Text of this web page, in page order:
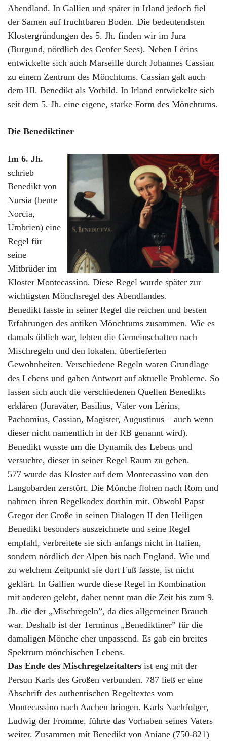
Abendland. In Gallien und später in Irland jedoch fiel
der Samen auf fruchtbaren Boden. Die bedeutendsten
Klostergründungen des 5. Jh. finden wir im Jura
(Burgund, nördlich des Genfer Sees). Neben Lérins
entwickelte sich auch Marseille durch Johannes Cassian
zu einem Zentrum des Mönchtums. Cassian galt auch
dem Hl. Benedikt als Vorbild. In Irland entwickelte sich
seit dem 5. Jh. eine eigene, starke Form des Mönchtums.
Die Benediktiner
Im 6. Jh.
schrieb
Benedikt von
Nursia (heute
Norcia,
Umbrien) eine
Regel für
seine
Mitbrüder im
Kloster Montecassino. Diese Regel wurde später zur
wichtigsten Mönchsregel des Abendlandes.
Benedikt fasste in seiner Regel die reichen und besten
Erfahrungen des antiken Mönchtums zusammen. Wie es
damals üblich war, lebten die Gemeinschaften nach
Mischregeln und den lokalen, überlieferten
Gewohnheiten. Verschiedene Regeln waren Grundlage
des Lebens und gaben Antwort auf aktuelle Probleme. So
lassen sich auch die verschiedenen Quellen Benedikts
erklären (Juraväter, Basilius, Väter von Lérins,
Pachomius, Cassian, Magister, Augustinus – auch wenn
dieser nicht namentlich in der RB genannt wird).
Benedikt wusste um die Dynamik des Lebens und
versuchte, dieser in seiner Regel Raum zu geben.
577 wurde das Kloster auf dem Montecassino von den
Langobarden zerstört. Die Mönche flohen nach Rom und
nahmen ihren Regelkodex dorthin mit. Obwohl Papst
Gregor der Große in seinen Dialogen II den Heiligen
Benedikt besonders auszeichnete und seine Regel
empfahl, verbreitete sie sich anfangs nicht in Italien,
sondern nördlich der Alpen bis nach England. Wie und
zu welchem Zeitpunkt sie dort Fuß fasste, ist nicht
geklärt. In Gallien wurde diese Regel in Kombination
mit anderen gelebt, daher nennt man die Zeit bis zum 9.
Jh. die der „Mischregeln”, da dies allgemeiner Brauch
war. Deshalb ist der Terminus „Benediktiner” für die
damaligen Mönche eher unpassend. Es gab ein breites
Spektrum mönchischen Lebens.
Das Ende des Mischregelzeitalters ist eng mit der
Person Karls des Großen verbunden. 787 ließ er eine
Abschrift des authentischen Regeltextes vom
Montecassino nach Aachen bringen. Karls Nachfolger,
Ludwig der Fromme, führte das Vorhaben seines Vaters
weiter. Zusammen mit Benedikt von Aniane (750-821)